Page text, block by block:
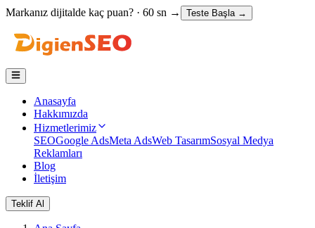
Markanız dijitalde kaç puan? · 60 sn → Teste Başla →
Anasayfa
Hakkımızda
Hizmetlerimiz
SEOGoogle AdsMeta AdsWeb TasarımSosyal Medya
Reklamları
Blog
İletişim
Teklif Al